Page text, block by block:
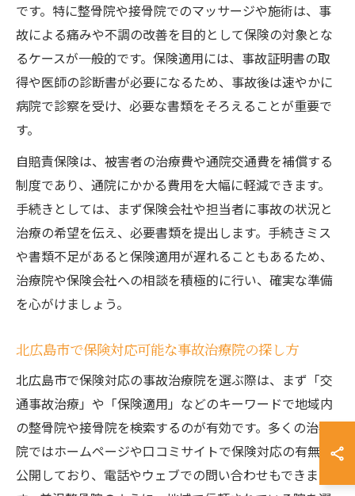
です。特に整骨院や接骨院でのマッサージや施術は、事
故による痛みや不調の改善を目的として保険の対象とな
るケースが一般的です。保険適用には、事故証明書の取
得や医師の診断書が必要になるため、事故後は速やかに
病院で診察を受け、必要な書類をそろえることが重要で
す。
自賠責保険は、被害者の治療費や通院交通費を補償する
制度であり、通院にかかる費用を大幅に軽減できます。
手続きとしては、まず保険会社や担当者に事故の状況と
治療の希望を伝え、必要書類を提出します。手続きミス
や書類不足があると保険適用が遅れることもあるため、
治療院や保険会社への相談を積極的に行い、確実な準備
を心がけましょう。
北広島市で保険対応可能な事故治療院の探し方
北広島市で保険対応の事故治療院を選ぶ際は、まず「交
通事故治療」や「保険適用」などのキーワードで地域内
の整骨院や接骨院を検索するのが有効です。多くの治療
院ではホームページや口コミサイトで保険対応の有無を
公開しており、電話やウェブでの問い合わせもできま